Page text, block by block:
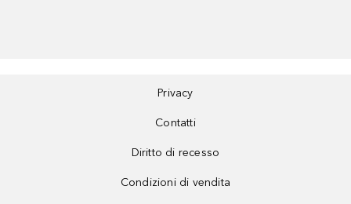
Privacy
Contatti
Diritto di recesso
Condizioni di vendita